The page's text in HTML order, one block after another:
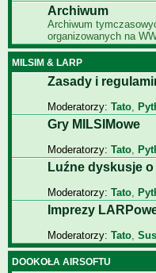
Archiwum
Archiwum
organizowanych na
MILSIM & LARP
Zasady i
Moderatorzy: Tato,
Gry MILSIMowe
Moderatorzy: Tato,
Luźne dyskusje o
Moderatorzy: Tato,
Imprezy
Moderatorzy: Tato,
DOOKOŁA AIRSOFTU